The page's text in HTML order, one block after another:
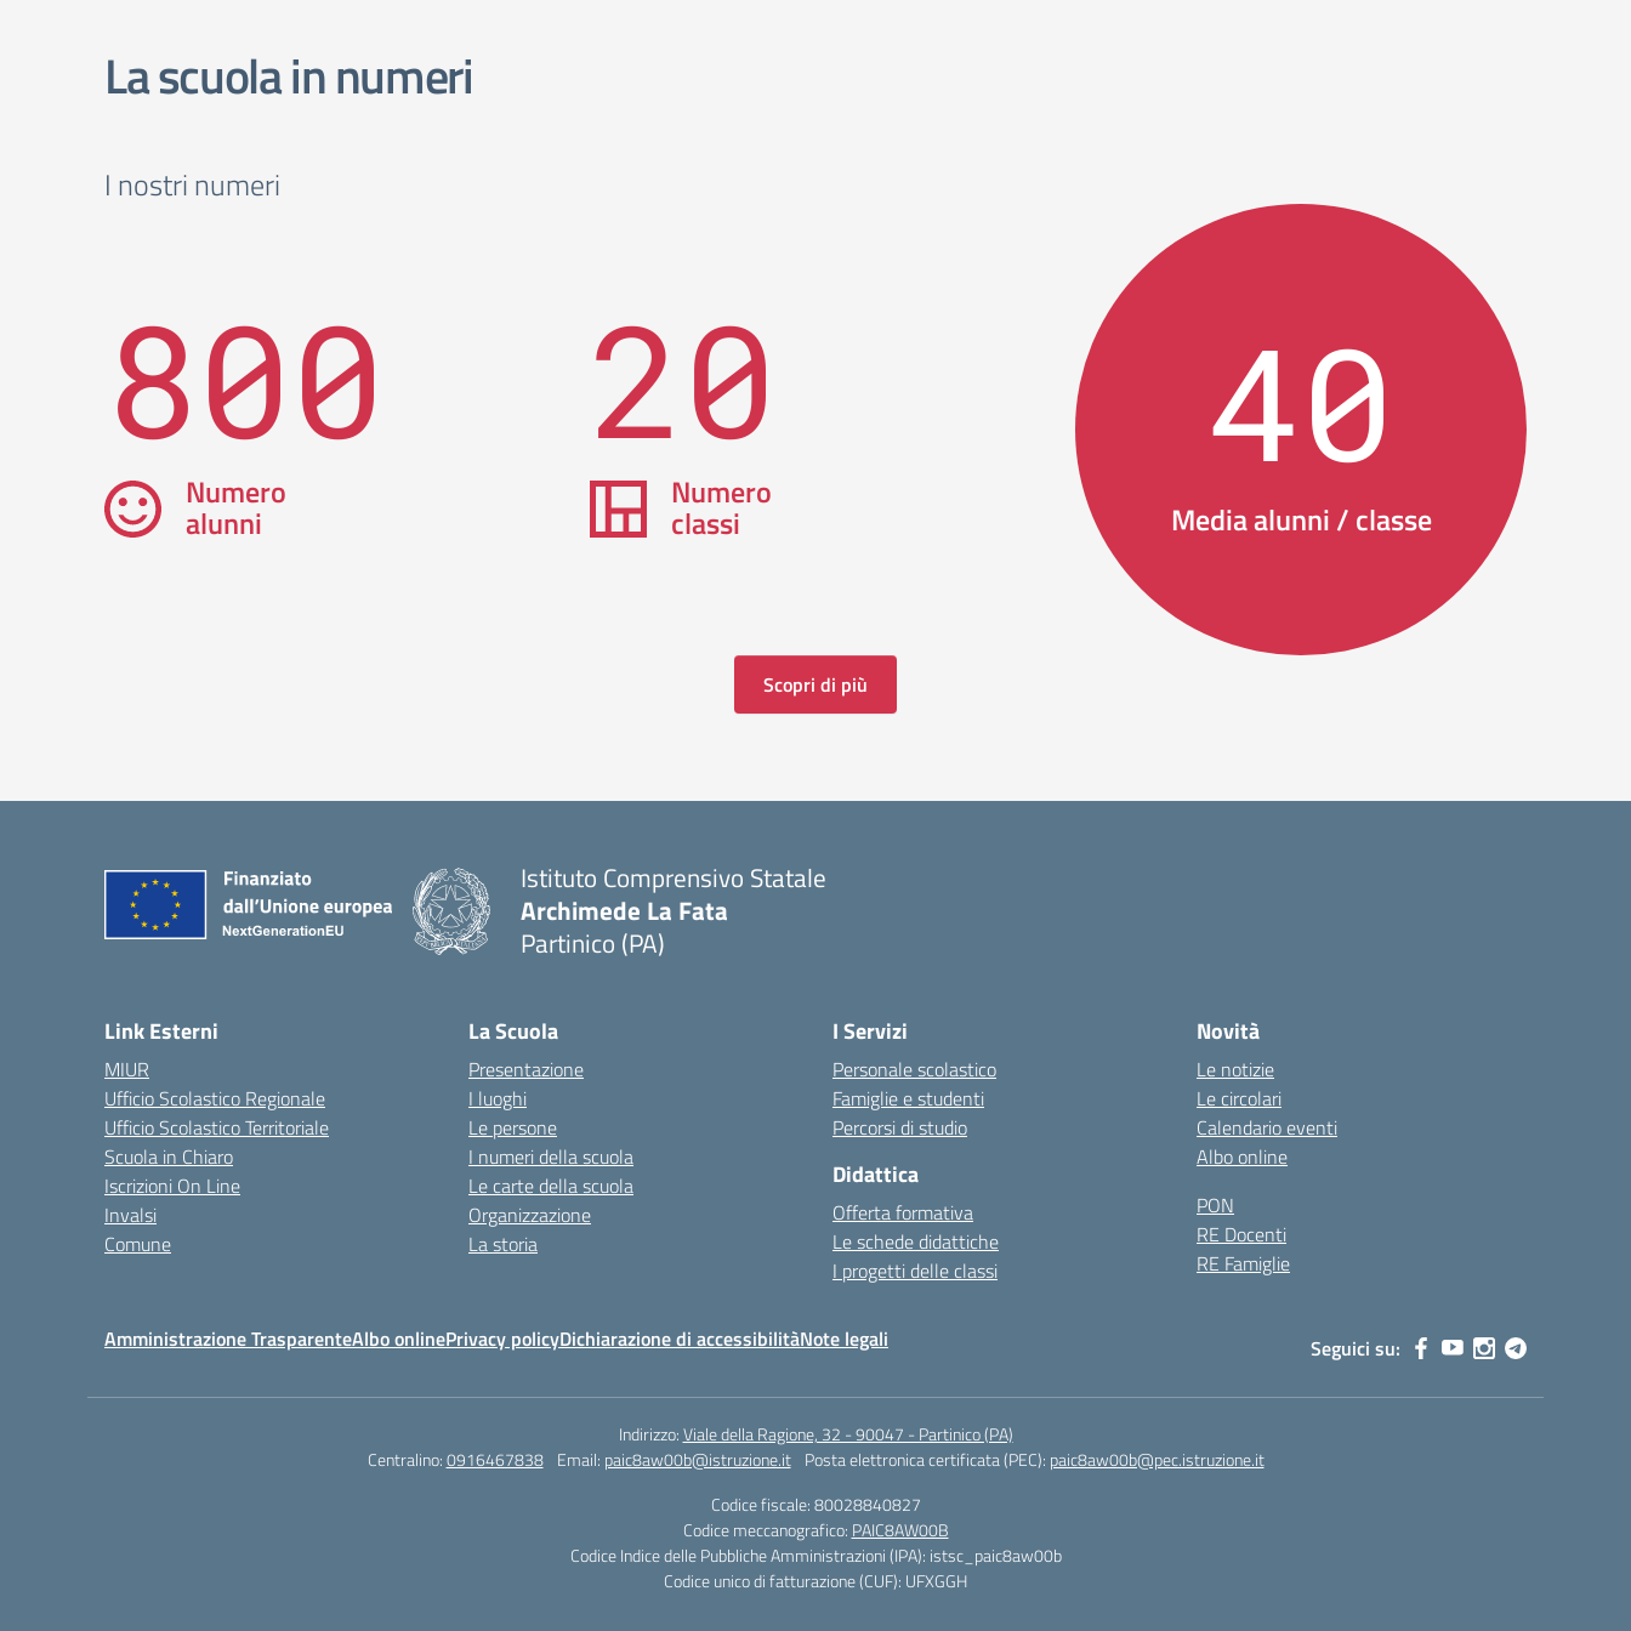
La scuola in numeri
I nostri numeri
800
Numero
alunni
20
Numero
classi
40
Media alunni / classe
Scopri di più
Istituto Comprensivo Statale
Archimede La Fata
Partinico (PA)
Link Esterni
MIUR
Ufficio Scolastico Regionale
Ufficio Scolastico Territoriale
Scuola in Chiaro
Iscrizioni On Line
Invalsi
Comune
La Scuola
Presentazione
I luoghi
Le persone
I numeri della scuola
Le carte della scuola
Organizzazione
La storia
I Servizi
Personale scolastico
Famiglie e studenti
Percorsi di studio
Didattica
Offerta formativa
Le schede didattiche
I progetti delle classi
Novità
Le notizie
Le circolari
Calendario eventi
Albo online
PON
RE Docenti
RE Famiglie
Amministrazione TrasparenteAlbo onlinePrivacy policyDichiarazione di accessibilitàNote legali Seguici su:
Indirizzo:Viale della Ragione, 32 - 90047 - Partinico (PA)
Centralino:0916467838 Email: paic8aw00b@istruzione.it Posta elettronica certificata (PEC): paic8aw00b@pec.istruzione.it
Codice fiscale: 80028840827
Codice meccanografico: PAIC8AW00B
Codice Indice delle Pubbliche Amministrazioni (IPA): istsc_paic8aw00b
Codice unico di fatturazione (CUF): UFXGGH